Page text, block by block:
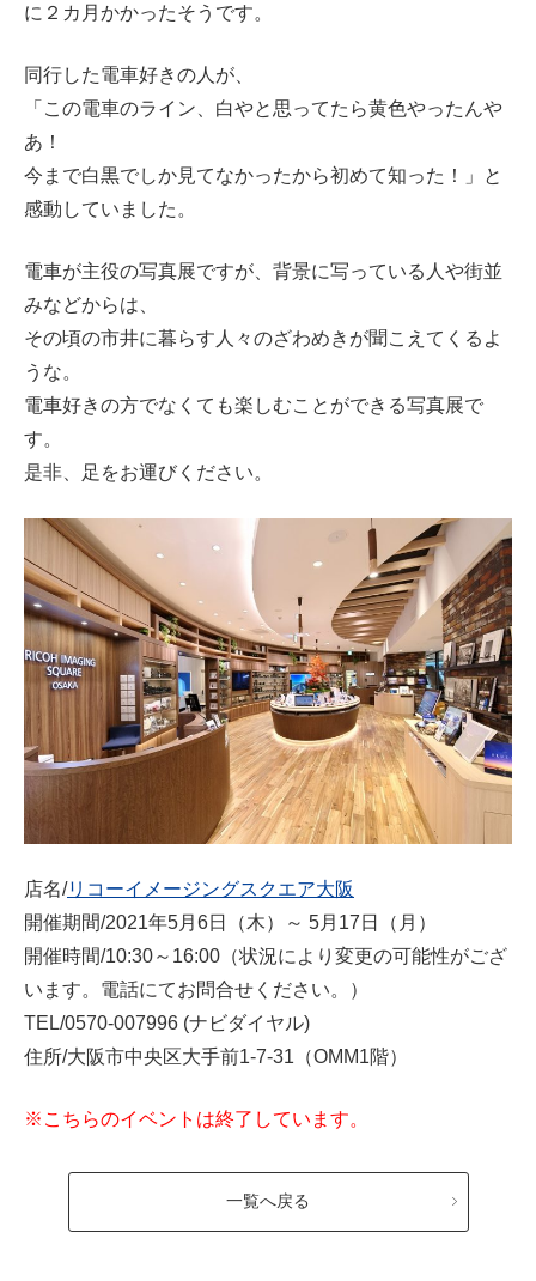
に２カ月かかったそうです。
同行した電車好きの人が、
「この電車のライン、白やと思ってたら黄色やったんや
あ！
今まで白黒でしか見てなかったから初めて知った！」と
感動していました。
電車が主役の写真展ですが、背景に写っている人や街並
みなどからは、
その頃の市井に暮らす人々のざわめきが聞こえてくるよ
うな。
電車好きの方でなくても楽しむことができる写真展で
す。
是非、足をお運びください。
店名/リコーイメージングスクエア大阪
開催期間/2021年5月6日（木）～ 5月17日（月）
開催時間/10:30～16:00（状況により変更の可能性がござ
います。電話にてお問合せください。）
TEL/0570-007996 (ナビダイヤル)
住所/大阪市中央区大手前1-7-31（OMM1階）
※こちらのイベントは終了しています。
一覧へ戻る